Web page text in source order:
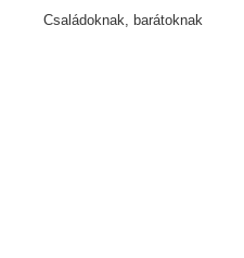
Családoknak, barátoknak